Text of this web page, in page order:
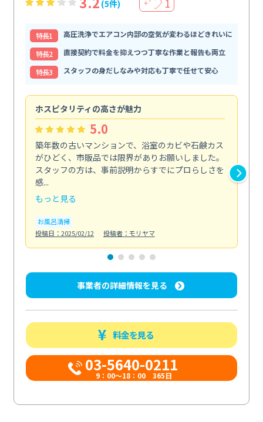
(5件) ＋ 1
特⻑1
高圧洗浄でエアコン内部の空気が変わるほどきれいに
特⻑2
直接契約で料金を抑えつつ丁寧な作業と報告も両立
特⻑3
スタッフの身だしなみや対応も丁寧で任せて安心
ホスピタリティの高さが魅力
5.0
築年数の古いマンションで、浴室のカビや石鹸カス
がひどく、市販品では限界がありお願いしました。
スタッフの方は、事前説明からすでにプロらしさを
感...
もっと見る
お風呂清掃
投稿日：2025/02/12
投稿者：モリヤマ
事業者の詳細情報を見る
料金を見る
03-5640-0211
9：00～18：00 365日